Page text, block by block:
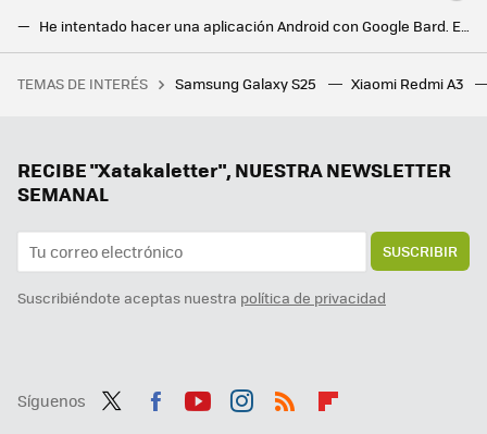
He intentado hacer una aplicación Android con Google Bard. El resultado me sorprendió, para bien y para mal
28 autoras para informarse y reflexionar sobre videojuegos
TEMAS DE INTERÉS Samsung Galaxy S25 Xiaomi Redmi A3
RECIBE "Xatakaletter", NUESTRA NEWSLETTER
SEMANAL
SUSCRIBIR
Suscribiéndote aceptas nuestra política de privacidad
Síguenos